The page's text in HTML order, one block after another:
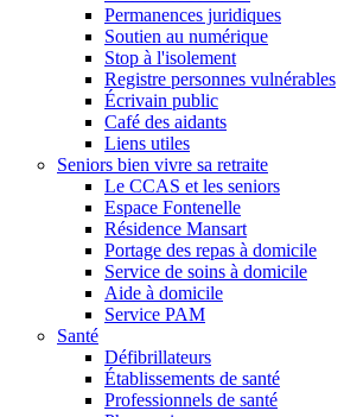
Permanences juridiques
Soutien au numérique
Stop à l'isolement
Registre personnes vulnérables
Écrivain public
Café des aidants
Liens utiles
Seniors bien vivre sa retraite
Le CCAS et les seniors
Espace Fontenelle
Résidence Mansart
Portage des repas à domicile
Service de soins à domicile
Aide à domicile
Service PAM
Santé
Défibrillateurs
Établissements de santé
Professionnels de santé